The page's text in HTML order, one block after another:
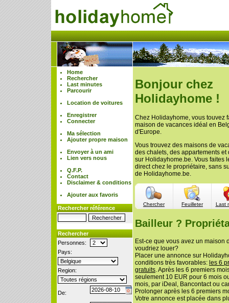
Home
Rechercher
Last minutes
Parcourir
Location de voitures
Enregistrer
Connecter
Ma sélection
Ajouter propre maison
Envoyer à un ami
Lien vers nous
Q.F.P.
Contact
Disclaimer & conditions
Ajouter aux favoris
Rechercher référence
Rechercher
Personnes:
Pays:
Region:
De:
Bonjour chez
Holidayhome !
Chez Holidayhome, vous touvez
maison de vacances idéal en
d'Europe.
Vous trouvez des maisons de
des chalets, des appartements et
sur Holidayhome.be. Vous faites
direct chez le propriétaire, sans
de Holidayhome.be.
Chercher Feuilleter Last
Bailleur ?
Est-ce que vous avez un maison
voudriez louer?
Placer une annonce sur
conditions très favorables: les 6
gratuits. Après les 6 premiers
seulement 10 EUR pour 6 mois
mois, par iDeal, Bancontact ou
Prolonger après les 6 premiers
Votre annonce est placée dans